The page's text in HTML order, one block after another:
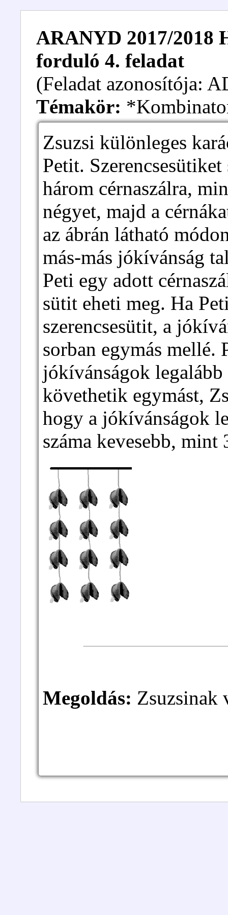
ARANYD 2017/2018
forduló 4. feladat
(Feladat azonosítója:
Témakör:
Zsuzsi különleges
Petit.
három cérnaszálra,
négyet, majd a
az ábrán látható
más-más jókívánság
Peti egy adott
sütit eheti meg. Ha
szerencsesütit, a
sorban egymás
jókívánságok
követhetik egymást,
hogy a jókívánságok
száma kevesebb,
Megoldás: Zsuzsinak